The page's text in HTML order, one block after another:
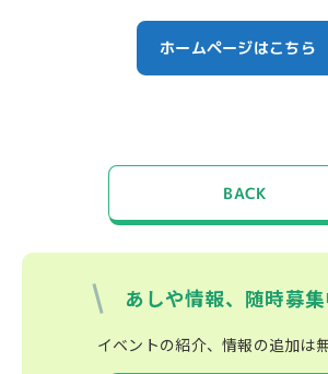
ホームページはこちら
BACK
あしや情報、随時募集
イベントの紹介、情報の追加は無